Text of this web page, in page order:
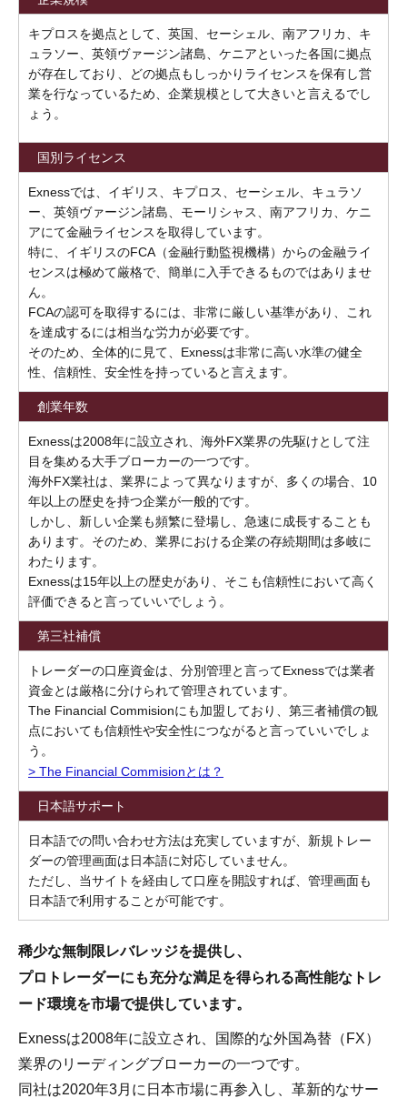
キプロスを拠点として、英国、セーシェル、南アフリカ、キ
ュラソー、英領ヴァージン諸島、ケニアといった各国に拠点
が存在しており、どの拠点もしっかりライセンスを保有し営
業を行なっているため、企業規模として大きいと言えるでし
ょう。
国別ライセンス
Exnessでは、イギリス、キプロス、セーシェル、キュラソ
ー、英領ヴァージン諸島、モーリシャス、南アフリカ、ケニ
アにて金融ライセンスを取得しています。
特に、イギリスのFCA（金融行動監視機構）からの金融ライ
センスは極めて厳格で、簡単に入手できるものではありませ
ん。
FCAの認可を取得するには、非常に厳しい基準があり、これ
を達成するには相当な労力が必要です。
そのため、全体的に見て、Exnessは非常に高い水準の健全
性、信頼性、安全性を持っていると言えます。
創業年数
Exnessは2008年に設立され、海外FX業界の先駆けとして注
目を集める大手ブローカーの一つです。
海外FX業社は、業界によって異なりますが、多くの場合、10
年以上の歴史を持つ企業が一般的です。
しかし、新しい企業も頻繁に登場し、急速に成長することも
あります。そのため、業界における企業の存続期間は多岐に
わたります。
Exnessは15年以上の歴史があり、そこも信頼性において高く
評価できると言っていいでしょう。
第三社補償
トレーダーの口座資金は、分別管理と言ってExnessでは業者
資金とは厳格に分けられて管理されています。
The Financial Commisionにも加盟しており、第三者補償の観
点においても信頼性や安全性につながると言っていいでしょ
う。
> The Financial Commisionとは？
日本語サポート
日本語での問い合わせ方法は充実していますが、新規トレー
ダーの管理画面は日本語に対応していません。
ただし、当サイトを経由して口座を開設すれば、管理画面も
日本語で利用することが可能です。
稀少な無制限レバレッジを提供し、
プロトレーダーにも充分な満足を得られる高性能なトレ
ード環境を市場で提供しています。
Exnessは2008年に設立され、国際的な外国為替（FX）
業界のリーディングブローカーの一つです。
同社は2020年3月に日本市場に再参入し、革新的なサー